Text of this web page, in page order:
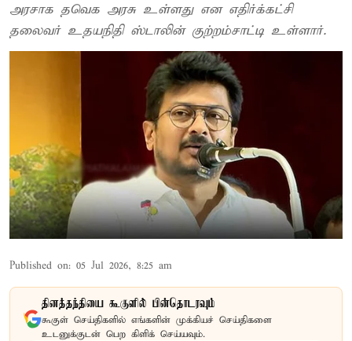
அரசாக தவெக அரசு உள்ளது என எதிர்க்கட்சி
தலைவர் உதயநிதி ஸ்டாலின் குற்றம்சாட்டி உள்ளார்.
Published on: 05 Jul 2026, 8:25 am
தினத்தந்தியை கூகுளில் பின்தொடரவும்
கூகுள் செய்திகளில் எங்களின் முக்கியச் செய்திகளை
உடனுக்குடன் பெற கிளிக் செய்யவும்.